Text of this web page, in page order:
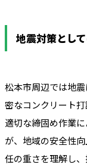
地震対策とし
松本市周辺では地
密なコンクリート
適切な締固め作業
が、地域の安全性
任の重さを理解し、